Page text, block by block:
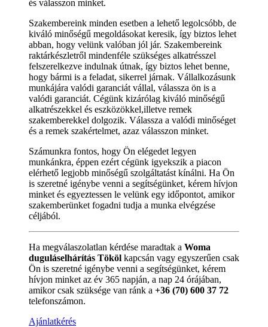
és válasszon minket.
Szakembereink minden esetben a lehető legolcsóbb, de
kiváló minőségű megoldásokat keresik, így biztos lehet
abban, hogy velünk valóban jól jár. Szakembereink
raktárkészletről mindenféle szükséges alkatrésszel
felszerelkezve indulnak útnak, így biztos lehet benne,
hogy bármi is a feladat, sikerrel járnak. Vállalkozásunk
munkájára valódi garanciát vállal, válassza ön is a
valódi garanciát. Cégünk kizárólag kiváló minőségű
alkatrészekkel és eszközökkel,illetve remek
szakemberekkel dolgozik. Válassza a valódi minőséget
és a remek szakértelmet, azaz válasszon minket.
Számunkra fontos, hogy Ön elégedet legyen
munkánkra, éppen ezért cégünk igyekszik a piacon
elérhető legjobb minőségű szolgáltatást kínálni. Ha Ön
is szeretné igénybe venni a segítségünket, kérem hívjon
minket és egyeztessen le velünk egy időpontot, amikor
szakemberünket fogadni tudja a munka elvégzése
céljából.
Ha megválaszolatlan kérdése maradtak a Woma
duguláselhárítás Tököl kapcsán vagy egyszerűen csak
Ön is szeretné igénybe venni a segítségünket, kérem
hívjon minket az év 365 napján, a nap 24 órájában,
amikor csak szüksége van ránk a +36 (70) 600 37 72
telefonszámon.
Ajánlatkérés